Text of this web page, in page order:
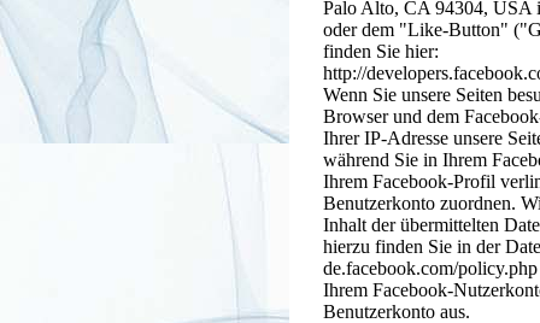
Palo Alto, CA 94304, USA
oder dem "Like-Button"
finden Sie hier:
http://
Wenn Sie unsere Seiten
Browser und dem
Ihrer IP-Adresse unsere
während Sie in Ihrem
Ihrem Facebook-Profil
Benutzerkonto zuordnen.
Inhalt der übermittelten
hierzu finden Sie in der
de.facebook.com/
Ihrem Facebook-
Benutzerkonto aus.